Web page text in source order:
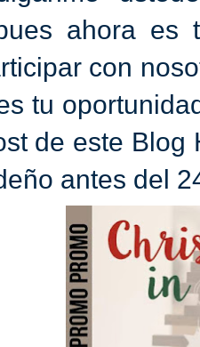
ahora es
con
tu
de este
antes del